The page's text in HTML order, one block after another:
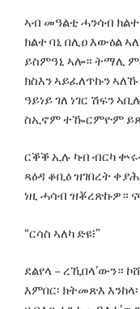
ኣብ መዓልቲ ሓንሳብ
ክልተ ባኒ በሊዐ እውዕል
ይስምዓኒ ኣሎ። ትማሊ
ክስእን ኣይፈለጥኩን
ዓይነይ ገለ ነገር ሽፍን
ስኢኖም ተዀርምዮም
ርቕቕ ኢሉ ካብ ብርካ
ጻዕዳ ቆቢዕ ዝገበረት
ነዚ ሓሳብ ዝቖረጽኩዎ።
“ርሳስ ኣለካ ድዩ፧”
ደልየላ – ረኺበላ’ውን።
እምበር፡ ክትመጽእ